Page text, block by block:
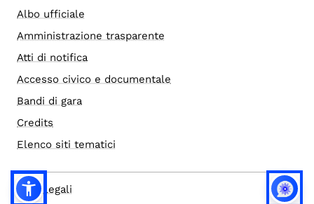
Albo ufficiale
Amministrazione trasparente
Atti di notifica
Accesso civico e documentale
Bandi di gara
Credits
Elenco siti tematici
Note legali